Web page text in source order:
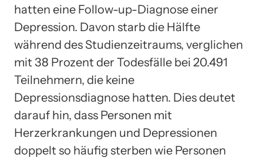
hatten eine Follow-up-Diagnose einer
Depression. Davon starb die Hälfte
während des Studienzeitraums, verglichen
mit 38 Prozent der Todesfälle bei 20.491
Teilnehmern, die keine
Depressionsdiagnose hatten. Dies deutet
darauf hin, dass Personen mit
Herzerkrankungen und Depressionen
doppelt so häufig sterben wie Personen